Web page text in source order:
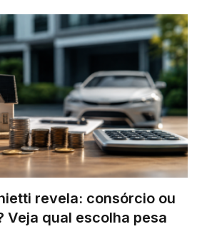
revela: consórcio ou
Veja qual escolha pesa